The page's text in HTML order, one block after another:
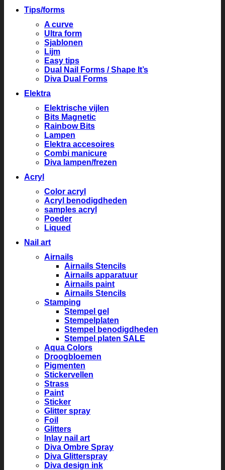
Tips/forms
A curve
Ultra form
Sjablonen
Lijm
Easy tips
Dual Nail Forms / Shape It’s
Diva Dual Forms
Elektra
Elektrische vijlen
Bits Magnetic
Rainbow Bits
Lampen
Elektra accesoires
Combi manicure
Diva lampen/frezen
Acryl
Color acryl
Acryl benodigdheden
samples acryl
Poeder
Liqued
Nail art
Airnails
Airnails Stencils
Airnails apparatuur
Airnails paint
Airnails Stencils
Stamping
Stempel gel
Stempelplaten
Stempel benodigdheden
Stempel platen SALE
Aqua Colors
Droogbloemen
Pigmenten
Stickervellen
Strass
Paint
Sticker
Glitter spray
Foil
Glitters
Inlay nail art
Diva Ombre Spray
Diva Glitterspray
Diva design ink